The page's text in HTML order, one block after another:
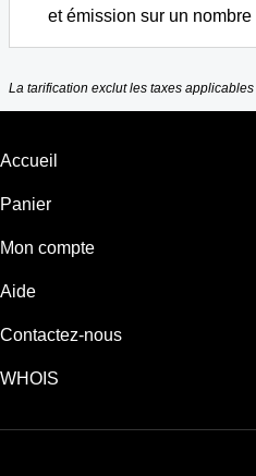
et émission sur un
La tarification exclut les taxes
Accueil
Panier
Mon compte
Aide
Contactez-nous
WHOIS